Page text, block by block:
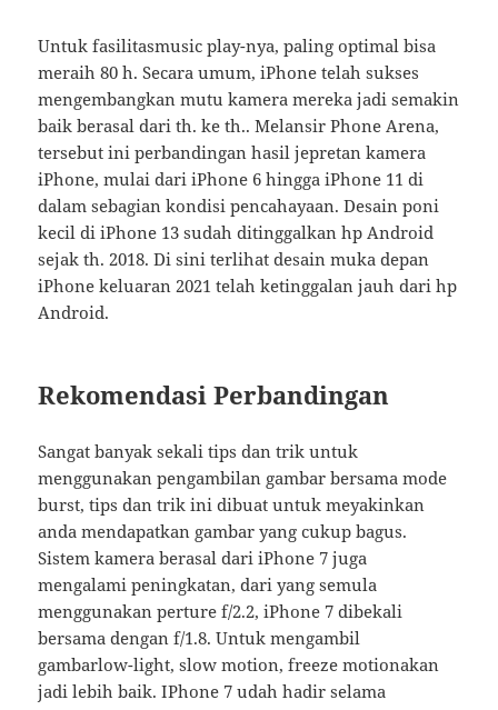
Untuk fasilitasmusic play-nya, paling optimal bisa
meraih 80 h. Secara umum, iPhone telah sukses
mengembangkan mutu kamera mereka jadi semakin
baik berasal dari th. ke th.. Melansir Phone Arena,
tersebut ini perbandingan hasil jepretan kamera
iPhone, mulai dari iPhone 6 hingga iPhone 11 di
dalam sebagian kondisi pencahayaan. Desain poni
kecil di iPhone 13 sudah ditinggalkan hp Android
sejak th. 2018. Di sini terlihat desain muka depan
iPhone keluaran 2021 telah ketinggalan jauh dari hp
Android.
Rekomendasi Perbandingan
Sangat banyak sekali tips dan trik untuk
menggunakan pengambilan gambar bersama mode
burst, tips dan trik ini dibuat untuk meyakinkan
anda mendapatkan gambar yang cukup bagus.
Sistem kamera berasal dari iPhone 7 juga
mengalami peningkatan, dari yang semula
menggunakan perture f/2.2, iPhone 7 dibekali
bersama dengan f/1.8. Untuk mengambil
gambarlow-light, slow motion, freeze motionakan
jadi lebih baik. IPhone 7 udah hadir selama